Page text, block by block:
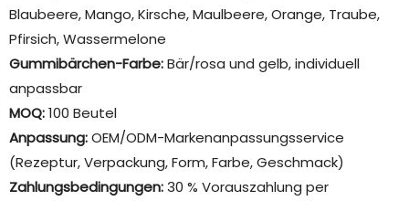
Blaubeere, Mango, Kirsche, Maulbeere, Orange, Traube,
Pfirsich, Wassermelone
Gummibärchen-Farbe:Bär/rosa und gelb, individuell
anpassbar
MOQ:100 Beutel
Anpassung:OEM/ODM-Markenanpassungsservice
(Rezeptur, Verpackung, Form, Farbe, Geschmack)
Zahlungsbedingungen:30 % Vorauszahlung per